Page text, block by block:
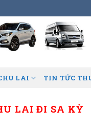
LAI TIN TỨC
LAI ĐI SA KỲ